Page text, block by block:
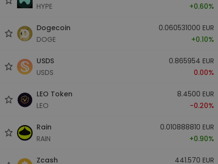
HYPE
+0.60%
Dogecoin
DOGE
0.060531000 EUR
+0.10%
USDS
USDS
0.865954 EUR
0.00%
LEO Token
LEO
8.4500 EUR
-0.20%
Rain
RAIN
0.010888810 EUR
+0.90%
Zcash
441.570 EUR